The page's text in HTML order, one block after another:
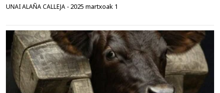
UNAI ALAÑA CALLEJA - 2025 martxoak 1